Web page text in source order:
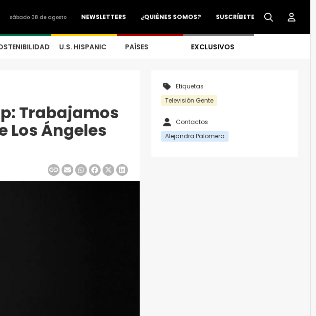
SUSCRÍBETE
¿QUIÉNES SOMOS?
NEWSLETTERS
sábado 08 de agosto
U.S. HISPANIC PAÍSES EXCLUSIVOS
Trabajamos
Los Ángeles
Etiquetas
Televisión Gente
Contactos
Alejandra Palomera